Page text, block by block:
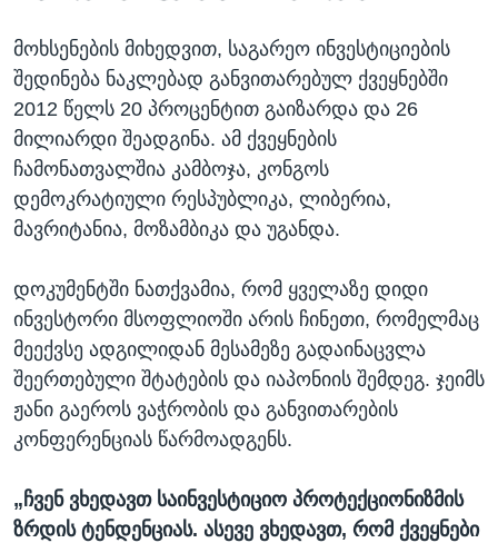
მოხსენების მიხედვით, საგარეო ინვესტიციების
შედინება ნაკლებად განვითარებულ ქვეყნებში
2012 წელს 20 პროცენტით გაიზარდა და 26
მილიარდი შეადგინა. ამ ქვეყნების
ჩამონათვალშია კამბოჯა, კონგოს
დემოკრატიული რესპუბლიკა, ლიბერია,
მავრიტანია, მოზამბიკა და უგანდა.
დოკუმენტში ნათქვამია, რომ ყველაზე დიდი
ინვესტორი მსოფლიოში არის ჩინეთი, რომელმაც
მეექვსე ადგილიდან მესამეზე გადაინაცვლა
შეერთებული შტატების და იაპონიის შემდეგ. ჯეიმს
ჟანი გაეროს ვაჭრობის და განვითარების
კონფერენციას წარმოადგენს.
„ჩვენ ვხედავთ საინვესტიციო პროტექციონიზმის
ზრდის ტენდენციას. ასევე ვხედავთ, რომ ქვეყნები